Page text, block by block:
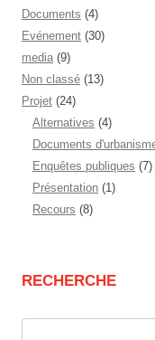
Documents (4)
Evénement (30)
media (9)
Non classé (13)
Projet (24)
Alternatives (4)
Documents
Enquêtes publiques (7)
Présentation (1)
Recours (8)
RECHERCHE